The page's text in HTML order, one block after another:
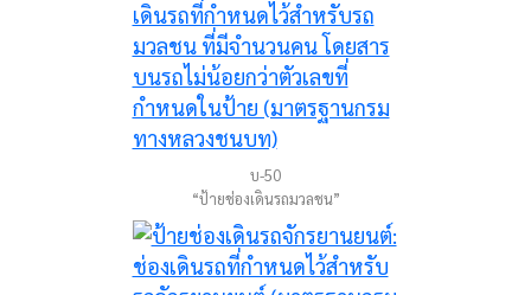
บ-50
“ป้ายช่องเดินรถมวลชน”